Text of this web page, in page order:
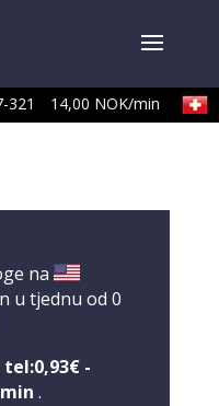
14,00 NOK/min
na
u tjednu od 0
tel:0,93€ -
.